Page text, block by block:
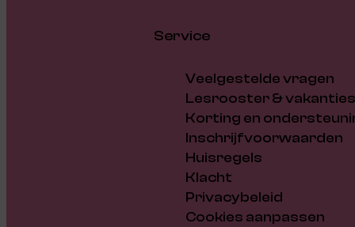
Service
Veelgestelde vragen
Lesrooster & vakanties
Korting en
Inschrijfvoorwaarden
Huisregels
Klacht
Privacybeleid
Cookies aanpassen